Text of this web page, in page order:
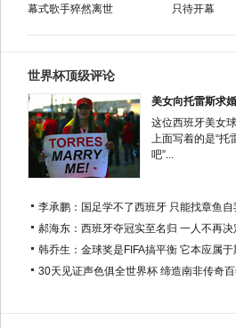
幕式歌手猝然离世
只待开幕
世界杯顶级评论
美女向托雷斯求婚
这位西班牙美女
上面写着的是“托
吧”...
李承鹏：国足学不了西班牙 只能找章鱼自
郝海东：西班牙夺冠实至名归 一人不再决
韩乔生：金球奖是FIFA搞平衡 它本应属
30天见证声色俱全世界杯 缔造南非传奇